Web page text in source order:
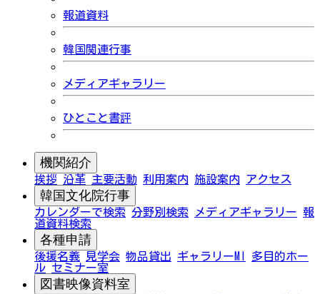
報道資料
韓国関連行事
メディアギャラリー
ひとこと書評
機関紹介
挨拶 沿革 主要活動 利用案内 施設案内 アクセス
韓国文化院行事
カレンダーで検索 分野別検索 メディアギャラリー 報
道資料検索
各種申請
後援名義 見学会 物品貸出 ギャラリーMI
多目的ホー
ル セミナー室
図書映像資料室